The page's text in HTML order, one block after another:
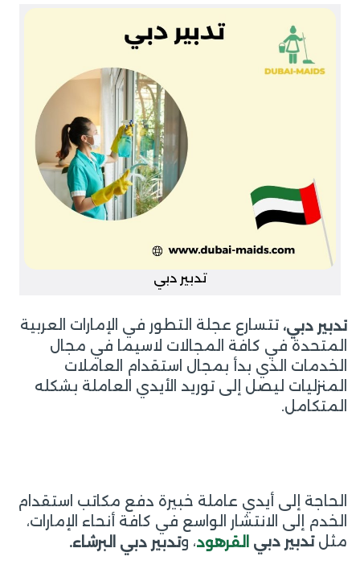
تدبير دبي
تدبير دبي، تتسارع عجلة التطور في الإمارات العربية
المتحدة في كافة المجالات لاسيما في مجال
الخدمات الذي بدأ بمجال استقدام العاملات
المنزليات ليصل إلى توريد الأيدي العاملة بشكله
المتكامل.
الحاجة إلى أيدي عاملة خبيرة دفع مكاتب استقدام
الخدم إلى الانتشار الواسع في كافة أنحاء الإمارات،
مثلتدبير دبي القرهود، وتدبير دبي البرشاء.